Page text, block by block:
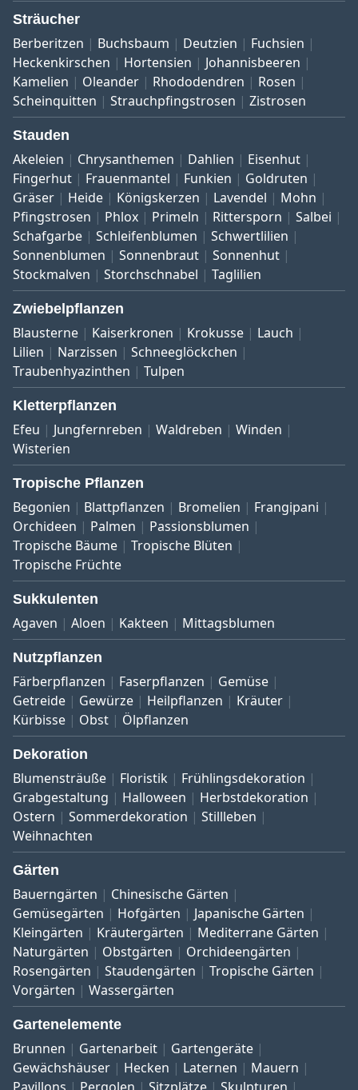
Sträucher
Berberitzen Buchsbaum Deutzien
Fuchsien
Heckenkirschen
Hortensien
Johannisbeeren
Kamelien
Oleander Rhododendren
Rosen
Scheinquitten
Strauchpfingstrosen Zistrosen
Stauden
Akeleien Chrysanthemen Dahlien
Eisenhut
Fingerhut
Frauenmantel Funkien
Goldruten
Gräser
Heide Königskerzen Lavendel
Mohn
Pfingstrosen
Phlox Primeln Rittersporn
Salbei
Schafgarbe
Schleifenblumen
Schwertlilien
Sonnenblumen
Sonnenbraut
Sonnenhut
Stockmalven
Storchschnabel Taglilien
Zwiebelpflanzen
Blausterne Kaiserkronen Krokusse
Lauch
Lilien
Narzissen
Schneeglöckchen
Traubenhyazinthen
Tulpen
Kletterpflanzen
Efeu Jungfernreben Waldreben
Winden
Wisterien
Tropische Pflanzen
Begonien Blattpflanzen Bromelien
Frangipani
Orchideen
Palmen
Passionsblumen
Tropische Bäume
Tropische Blüten
Tropische Früchte
Sukkulenten
Agaven Aloen Kakteen Mittagsblumen
Nutzpflanzen
Färberpflanzen Faserpflanzen
Gemüse
Getreide
Gewürze Heilpflanzen
Kräuter
Kürbisse
Obst Ölpflanzen
Dekoration
Blumensträuße Floristik
Frühlingsdekoration
Grabgestaltung
Halloween
Herbstdekoration
Ostern
Sommerdekoration
Stillleben
Weihnachten
Gärten
Bauerngärten
Chinesische Gärten
Gemüsegärten
Hofgärten
Japanische Gärten
Kleingärten
Kräutergärten
Mediterrane Gärten
Naturgärten
Obstgärten
Orchideengärten
Rosengärten
Staudengärten
Tropische Gärten
Vorgärten
Wassergärten
Gartenelemente
Brunnen Gartenarbeit
Gartengeräte
Gewächshäuser
Hecken Laternen
Mauern